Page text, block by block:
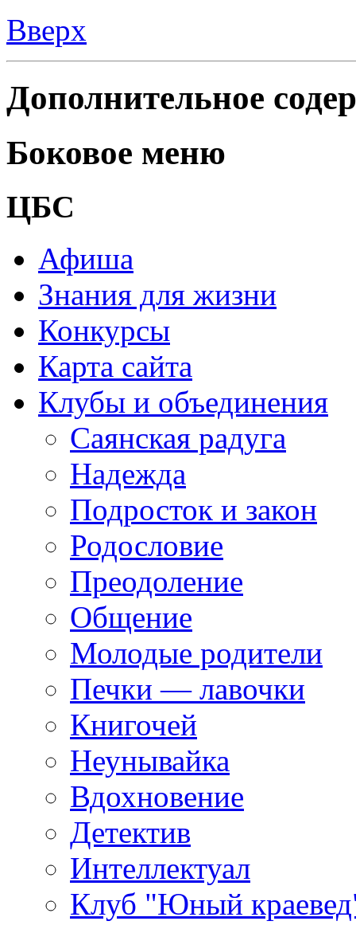
Вверх
Дополнительное
Боковое меню
ЦБС
Афиша
Знания для жизни
Конкурсы
Карта сайта
Клубы и объединения
Саянская радуга
Надежда
Подросток и закон
Родословие
Преодоление
Общение
Молодые родители
Печки — лавочки
Книгочей
Неунывайка
Вдохновение
Детектив
Интеллектуал
Клуб "Юный